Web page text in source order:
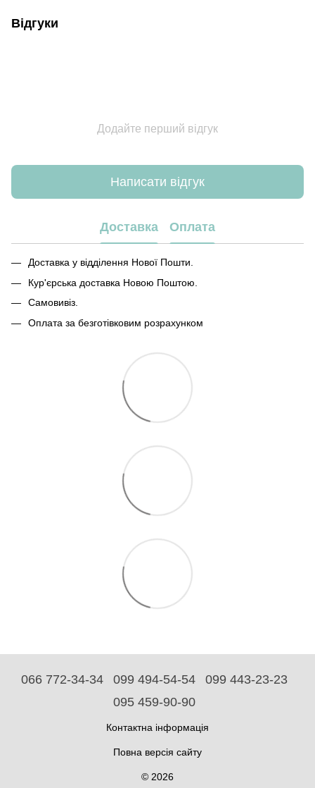
Відгуки
Додайте перший відгук
Написати відгук
Доставка Оплата
Доставка у відділення Нової Пошти.
Кур'єрська доставка Новою Поштою.
Самовивіз.
Оплата за безготівковим розрахунком
066 772-34-34 099 494-54-54
099 443-23-23
095 459-90-90
Контактна інформація
Повна версія сайту
© 2026